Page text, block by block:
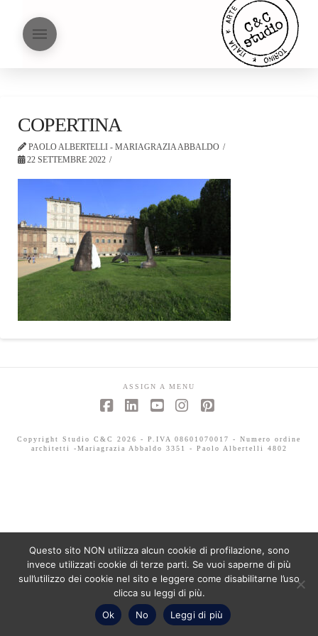
COPERTINA
PAOLO ALBERTELLI - MARIAGRAZIA ABBALDO
22 SETTEMBRE 2022
ASSIGN A MENU
Copyright Studio C&C 2026 - P.IVA 08601070017 - Numero ordine
architetti -Mariagrazia Abbaldo 3351 - Paolo Albertelli 4802
Questo sito NON utilizza alcun cookie di profilazione, sono
invece utilizzati cookie di terze parti. Se vuoi saperne di più
sull’utilizzo dei cookie nel sito e leggere come disabilitarne l’uso
clicca su leggi di più.
Ok
No Leggi di più